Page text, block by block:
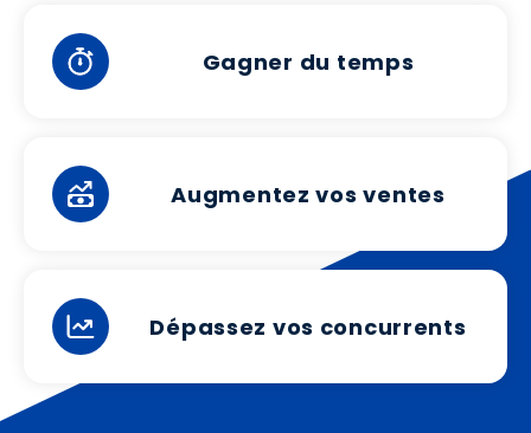
Gagner du temps
Augmentez vos ventes
Dépassez vos concurrents